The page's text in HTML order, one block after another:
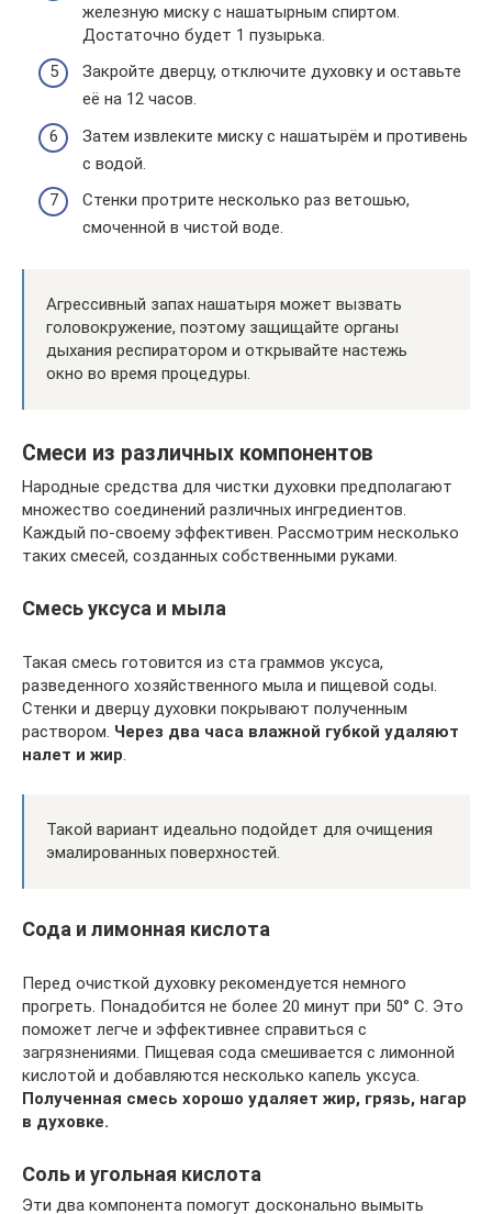
железную миску с нашатырным спиртом.
Достаточно будет 1 пузырька.
Закройте дверцу, отключите духовку и оставьте
её на 12 часов.
Затем извлеките миску с нашатырём и противень
с водой.
Стенки протрите несколько раз ветошью,
смоченной в чистой воде.
Агрессивный запах нашатыря может вызвать
головокружение, поэтому защищайте органы
дыхания респиратором и открывайте настежь
окно во время процедуры.
Смеси из различных компонентов
Народные средства для чистки духовки предполагают
множество соединений различных ингредиентов.
Каждый по-своему эффективен. Рассмотрим несколько
таких смесей, созданных собственными руками.
Смесь уксуса и мыла
Такая смесь готовится из ста граммов уксуса,
разведенного хозяйственного мыла и пищевой соды.
Стенки и дверцу духовки покрывают полученным
раствором. Через два часа влажной губкой удаляют
налет и жир.
Такой вариант идеально подойдет для очищения
эмалированных поверхностей.
Сода и лимонная кислота
Перед очисткой духовку рекомендуется немного
прогреть. Понадобится не более 20 минут при 50° С. Это
поможет легче и эффективнее справиться с
загрязнениями. Пищевая сода смешивается с лимонной
кислотой и добавляются несколько капель уксуса.
Полученная смесь хорошо удаляет жир, грязь, нагар
в духовке.
Соль и угольная кислота
Эти два компонента помогут досконально вымыть